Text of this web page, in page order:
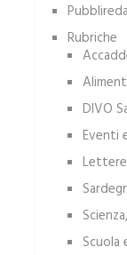
Rubriche
DIVO
Eventi
Scuola